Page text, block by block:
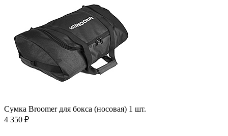
Сумка Broomer для бокса (носовая) 1 шт.
4 350 ₽